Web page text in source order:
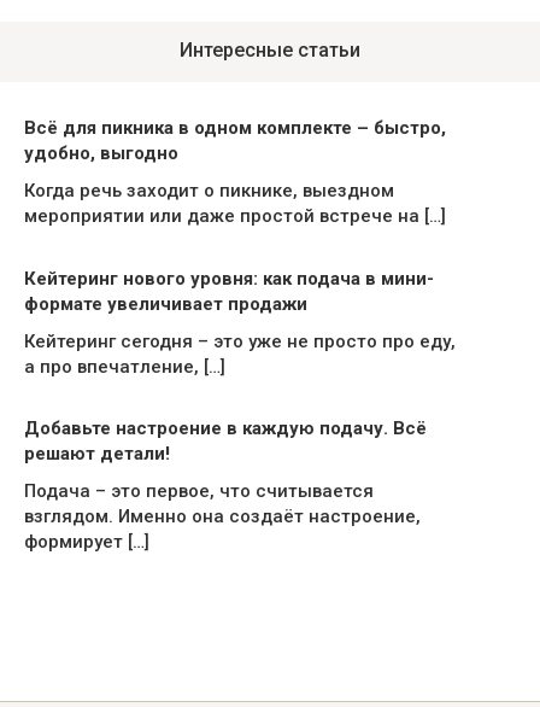
Интересные статьи
Всё для пикника в одном комплекте – быстро,
удобно, выгодно
Когда речь заходит о пикнике, выездном
мероприятии или даже простой встрече на […]
Кейтеринг нового уровня: как подача в мини-
формате увеличивает продажи
Кейтеринг сегодня – это уже не просто про еду,
а про впечатление, […]
Добавьте настроение в каждую подачу. Всё
решают детали!
Подача – это первое, что считывается
взглядом. Именно она создаёт настроение,
формирует […]